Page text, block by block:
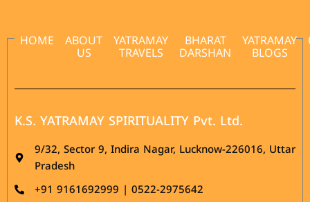
HOME ABOUT
US
YATRAMAY
TRAVELS
BHARAT
DARSHAN
YATRAMAY
BLOGS
K.S. YATRAMAY SPIRITUALITY Pvt. Ltd.
9/32, Sector 9, Indira Nagar, Lucknow-226016, Uttar
Pradesh
‪+91 9161692999 | 0522-2975642